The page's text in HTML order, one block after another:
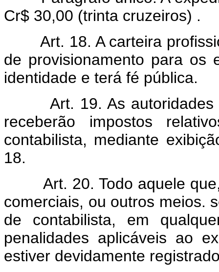
Cr$ 30,00 (trinta cruzeiros) .
Art. 18. A carteira
de provisionamento para os
identidade e terá fé pública.
Art. 19. As
receberão impostos
contabilista, mediante
18.
Art. 20. Todo aquele
comerciais, ou outros meios.
de contabilista, em
penalidades aplicáveis ao
estiver devidamente